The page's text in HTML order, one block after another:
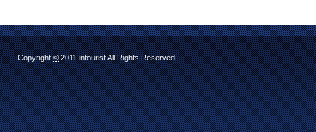
Copyright©2011 intourist All Rights Reserved.